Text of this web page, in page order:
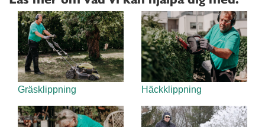
Gräsklippning Häckklippning